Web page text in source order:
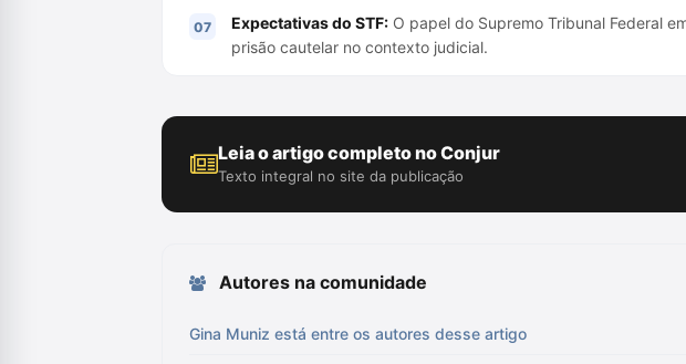
Expectativas do STF: O papel do Supremo Tribunal Federal
prisão cautelar no contexto judicial.
Leia o artigo completo no Conjur
Texto integral no site da publicação
Autores na comunidade
Gina Muniz está entre os autores desse artigo